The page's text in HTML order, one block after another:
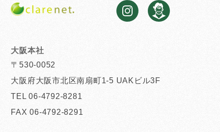
大阪本社
〒530-0052
大阪府大阪市北区南扇町1-5 UAKビル3F
TEL 06-4792-8281
FAX 06-4792-8291